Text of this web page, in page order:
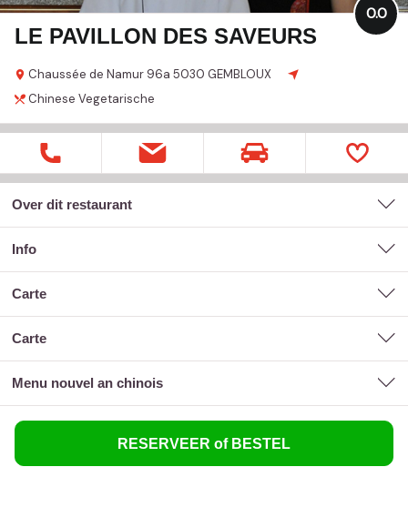
LE PAVILLON DES SAVEURS
Chaussée de Namur 96a 5030 GEMBLOUX
0.0
Chinese Vegetarische
Over dit restaurant
Info
carte
carte
menu nouvel an chinois
RESERVEER of BESTEL